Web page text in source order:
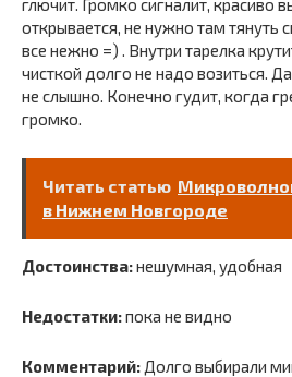
глючит. Громко сигналит, красиво
открывается, не нужно там тянуть
все нежно =) . Внутри тарелка
чисткой долго не надо возиться.
не слышно. Конечно гудит, когда
громко.
Читать статью
в Нижнем Новгороде
Достоинства:нешумная, удобная
Недостатки:пока не видно
Комментарий: Долго выбирали